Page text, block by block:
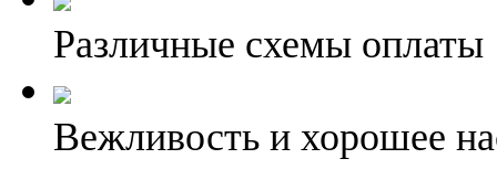
Различные схемы оплаты
Вежливость и хорошее